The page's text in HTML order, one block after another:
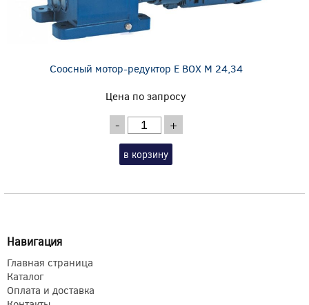
Соосный мотор-редуктор E BOX M 24,34
Цена по запросу
- +
в корзину
Навигация
Главная страница
Каталог
Оплата и доставка